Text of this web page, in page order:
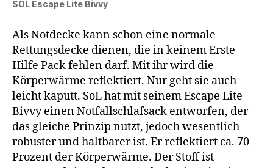
SOL Escape Lite Bivvy
Als Notdecke kann schon eine normale
Rettungsdecke dienen, die in keinem Erste
Hilfe Pack fehlen darf. Mit ihr wird die
Körperwärme reflektiert. Nur geht sie auch
leicht kaputt. SoL hat mit seinem Escape Lite
Bivvy einen Notfallschlafsack entworfen, der
das gleiche Prinzip nutzt, jedoch wesentlich
robuster und haltbarer ist. Er reflektiert ca. 70
Prozent der Körperwärme. Der Stoff ist